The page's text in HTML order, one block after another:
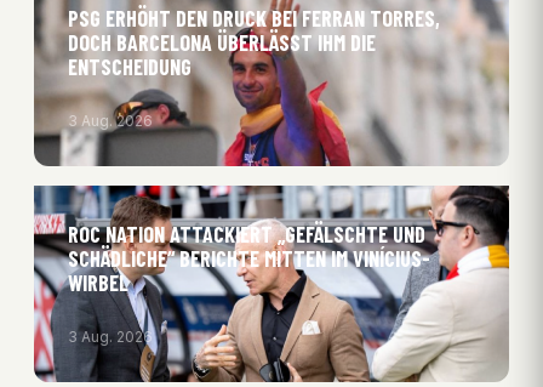
PSG ERHÖHT DEN DRUCK BEI FERRAN TORRES,
DOCH BARCELONA ÜBERLÄSST IHM DIE
ENTSCHEIDUNG
3 Aug. 2026
ROC NATION ATTACKIERT „GEFÄLSCHTE UND
SCHÄDLICHE“ BERICHTE MITTEN IM VINÍCIUS-
WIRBEL
3 Aug. 2026